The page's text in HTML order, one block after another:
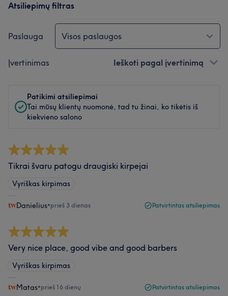
Atsiliepimų filtras
Paslauga Visos paslaugos
Įvertinimas Ieškoti pagal įvertinimą
Patikimi atsiliepimai
Tai mūsų klientų nuomonė, tad tu žinai, ko tikėtis iš
kiekvieno salono
Tikrai švaru patogu draugiski kirpejai
Vyriškas kirpimas
Danielius•prieš 3 dienas Patvirtintas atsiliepimas
Very nice place, good vibe and good barbers
Vyriškas kirpimas
Matas•prieš 16 dienų Patvirtintas atsiliepimas